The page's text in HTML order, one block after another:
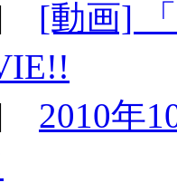
[動画]
2010年